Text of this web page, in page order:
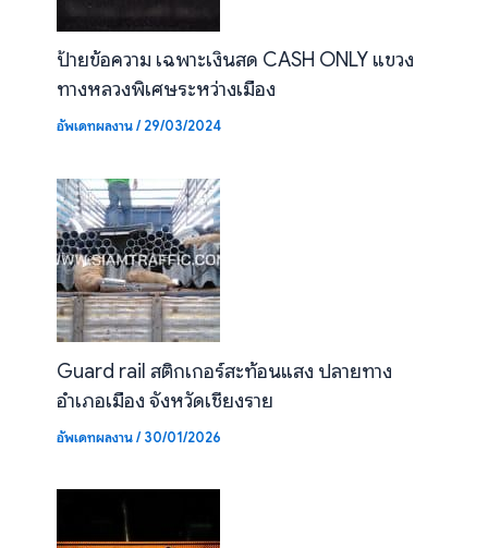
ป้ายข้อความ เฉพาะเงินสด CASH ONLY แขวง
ทางหลวงพิเศษระหว่างเมือง
อัพเดทผลงาน/29/03/2024
Guard rail สติกเกอร์สะท้อนแสง ปลายทาง
อำเภอเมือง จังหวัดเชียงราย
อัพเดทผลงาน/30/01/2026